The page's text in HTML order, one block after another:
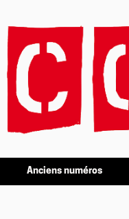
Anciens numéros